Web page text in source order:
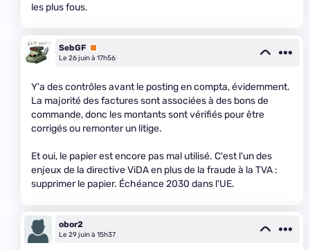
les plus fous.
SebGF Premium
Le 26 juin à 17h56
Y'a des contrôles avant le posting en compta, évidemment.
La majorité des factures sont associées à des bons de
commande, donc les montants sont vérifiés pour être
corrigés ou remonter un litige.
Et oui, le papier est encore pas mal utilisé. C'est l'un des
enjeux de la directive ViDA en plus de la fraude à la TVA :
supprimer le papier. Échéance 2030 dans l'UE.
obor2
Le 29 juin à 15h37